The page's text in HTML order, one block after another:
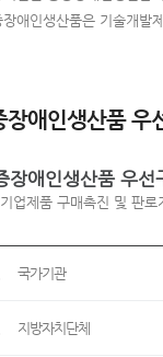
장애인생산품은 기술개발
장애인생산품 우
장애인생산품 우선
기업제품 구매촉진 및 판
국가기관
지방자치단체